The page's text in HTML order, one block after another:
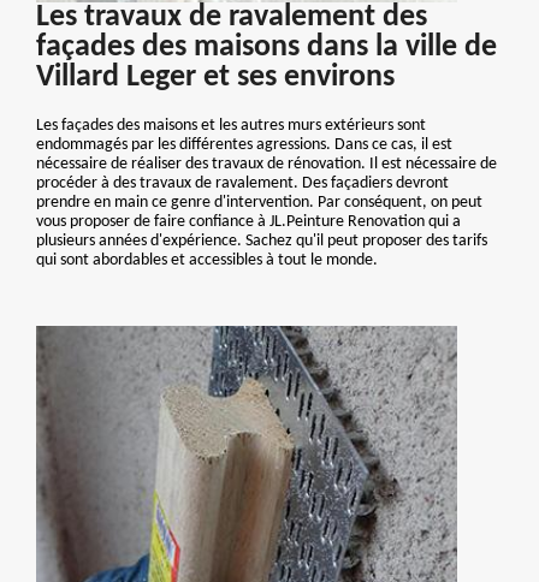
Les travaux de ravalement des
façades des maisons dans la ville de
Villard Leger et ses environs
Les façades des maisons et les autres murs extérieurs sont
endommagés par les différentes agressions. Dans ce cas, il est
nécessaire de réaliser des travaux de rénovation. Il est nécessaire de
procéder à des travaux de ravalement. Des façadiers devront
prendre en main ce genre d'intervention. Par conséquent, on peut
vous proposer de faire confiance à JL.Peinture Renovation qui a
plusieurs années d'expérience. Sachez qu'il peut proposer des tarifs
qui sont abordables et accessibles à tout le monde.